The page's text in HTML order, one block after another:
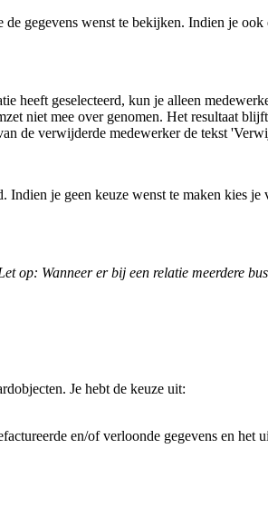
gegevens wenst te bekijken. Indien je
geselecteerd, kun je alleen
niet mee over genomen. Het resultaat
de verwijderde medewerker de tekst
je geen keuze wenst te maken kies
op: Wanneer er bij een relatie meerdere
Je hebt de keuze uit:
en/of verloonde gegevens en het